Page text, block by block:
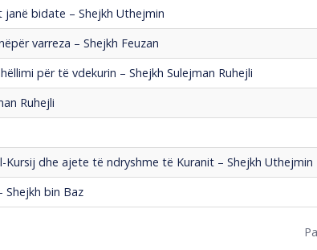
bidate – Shejkh Uthejmin
varreza – Shejkh Feuzan
për të vdekurin – Shejkh Sulejman Ruhejli
Ruhejli
dhe ajete të ndryshme të Kuranit – Shejkh Uthejmin
bin Baz